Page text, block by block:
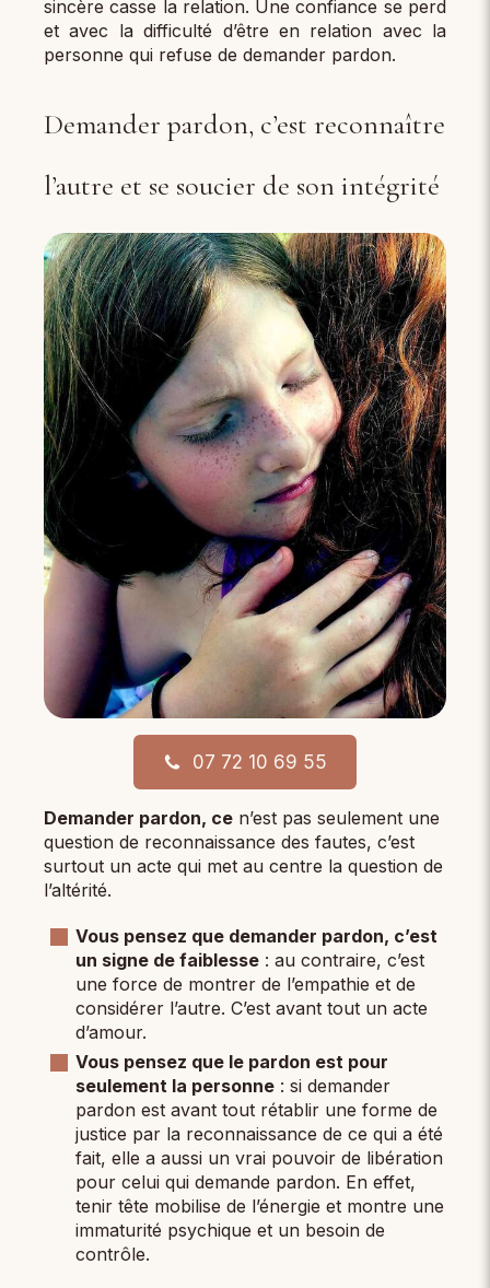
sincère casse la relation. Une confiance se perd
et avec la difficulté d’être en relation avec la
personne qui refuse de demander pardon.
Demander pardon, c’est reconnaître
l’autre et se soucier de son intégrité
07 72 10 69 55
Demander pardon, ce n’est pas seulement une
question de reconnaissance des fautes, c’est
surtout un acte qui met au centre la question de
l’altérité.
Vous pensez que demander pardon, c’est
un signe de faiblesse: au contraire, c’est
une force de montrer de l’empathie et de
considérer l’autre. C’est avant tout un acte
d’amour.
Vous pensez que le pardon est pour
seulement la personne: si demander
pardon est avant tout rétablir une forme de
justice par la reconnaissance de ce qui a été
fait, elle a aussi un vrai pouvoir de libération
pour celui qui demande pardon. En effet,
tenir tête mobilise de l’énergie et montre une
immaturité psychique et un besoin de
contrôle.